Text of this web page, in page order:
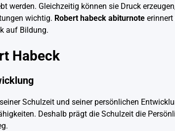
werden. Gleichzeitig können sie Druck
wichtig. Robert habeck abiturnote
auf Bildung.
Habeck
Schulzeit und seiner persönlichen
Deshalb prägt die Schulzeit die